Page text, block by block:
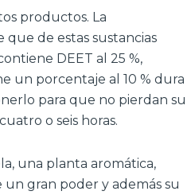
productos. La
de estas sustancias
DEET al 25 %,
un porcentaje al 10 % dura
para que no pierdan su
o seis horas.
una planta aromática,
gran poder y además su